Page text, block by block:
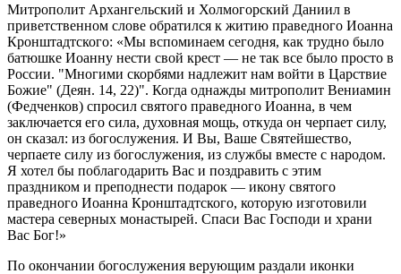
Митрополит Архангельский и Холмогорский Даниил в
приветственном слове обратился к житию праведного Иоанна
Кронштадтского: «Мы вспоминаем сегодня, как трудно было
батюшке Иоанну нести свой крест — не так все было просто в
России. "Многими скорбями надлежит нам войти в Царствие
Божие" (Деян. 14, 22)". Когда однажды митрополит Вениамин
(Федченков) спросил святого праведного Иоанна, в чем
заключается его сила, духовная мощь, откуда он черпает силу,
он сказал: из богослужения. И Вы, Ваше Святейшество,
черпаете силу из богослужения, из службы вместе с народом.
Я хотел бы поблагодарить Вас и поздравить с этим
праздником и преподнести подарок — икону святого
праведного Иоанна Кронштадтского, которую изготовили
мастера северных монастырей. Спаси Вас Господи и храни
Вас Бог!»
По окончании богослужения верующим раздали иконки